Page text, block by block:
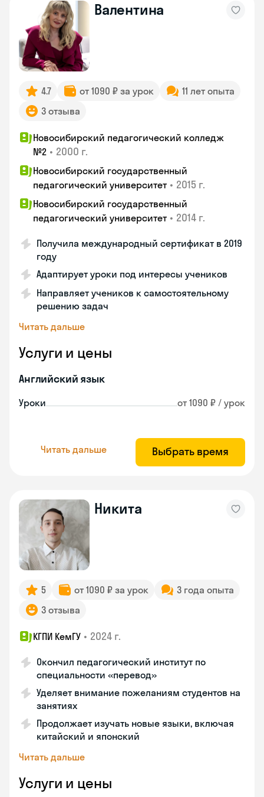
Валентина
4.7 от 1090 ₽ за урок
11 лет опыта
3 отзыва
Новосибирский педагогический колледж
№2 • 2000 г.
Новосибирский государственный
педагогический университет • 2015 г.
Новосибирский государственный
педагогический университет • 2014 г.
Получила международный сертификат в 2019
году
Адаптирует уроки под интересы учеников
Направляет учеников к самостоятельному
решению задач
Читать дальше
Услуги и цены
Английский язык
Уроки от 1090 ₽ / урок
Читать дальше Выбрать время
Никита
5 от 1090 ₽ за урок
3 года опыта
3 отзыва
КГПИ КемГУ • 2024 г.
Окончил педагогический институт по
специальности «перевод»
Уделяет внимание пожеланиям студентов на
занятиях
Продолжает изучать новые языки, включая
китайский и японский
Читать дальше
Услуги и цены